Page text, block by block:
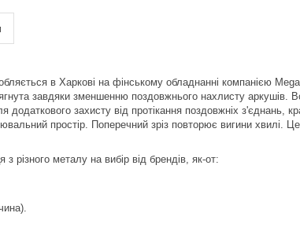
в Харкові на фінському обладнанні компанією
завдяки зменшенню поздовжнього нахлисту аркушів.
додаткового захисту від протікання поздовжніх з'єднань,
простір. Поперечний зріз повторює вигини хвилі.
різного металу на вибір від брендів, як-от: